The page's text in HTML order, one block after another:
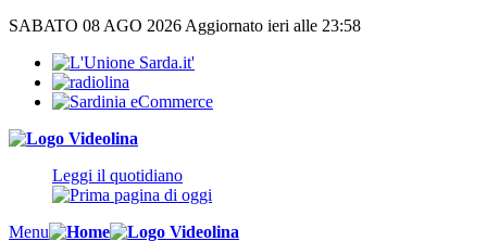
SABATO 08 AGO 2026 Aggiornato ieri alle 23:58
Leggi il quotidiano
Menu